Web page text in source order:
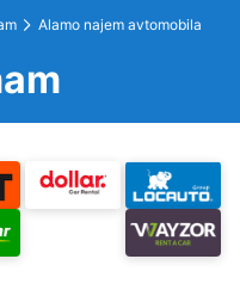
Alamo najem avtomobila